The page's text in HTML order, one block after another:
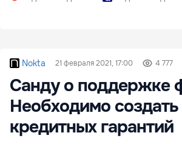
Nokta 21 февраля 2021, 17:00 4 777
Санду о поддержке
Необходимо
кредитных гарантий